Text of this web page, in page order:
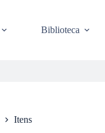
Biblioteca
Itens